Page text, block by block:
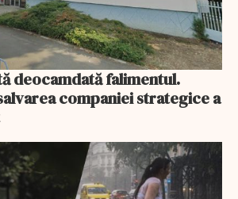
deocamdată falimentul.
companiei strategice a